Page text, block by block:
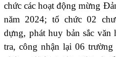
chức các hoạt động mừng
năm 2024; tổ chức 02
dựng, phát huy bản sắc văn
tra, công nhận lại 06